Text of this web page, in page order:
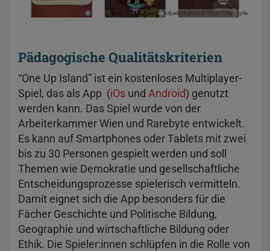
Arbeiterkammer Wien / Rarebyte
Pädagogische Qualitätskriterien
“One Up Island” ist ein kostenloses Multiplayer-
Spiel, das als App (iOs und Android) genutzt
werden kann. Das Spiel wurde von der
Arbeiterkammer Wien und Rarebyte entwickelt.
Es kann auf Smartphones oder Tablets mit zwei
bis zu 30 Personen gespielt werden und soll
Themen wie Demokratie und gesellschaftliche
Entscheidungsprozesse spielerisch vermitteln.
Damit eignet sich die App besonders für die
Fächer Geschichte und Politische Bildung,
Geographie und wirtschaftliche Bildung oder
Ethik. Die Spieler:innen schlüpfen in die Rolle von